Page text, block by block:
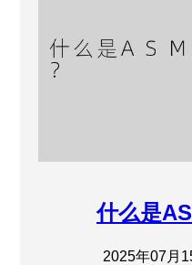
什么是
2025年07月